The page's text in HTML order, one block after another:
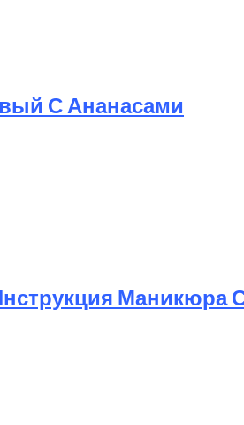
С Ананасами
Маникюра